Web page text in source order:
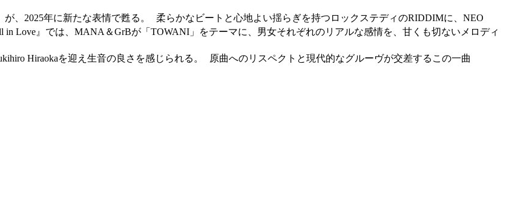
が、2025年に新たな表情で甦る。 柔らかなビートと心地よい揺らぎを持つロックステディのRIDDIMに、NEO
Love』では、MANA＆GrBが「TOWANI」をテーマに、男女それぞれのリアルな感情を、甘くも切ないメロディ
Hiraokaを迎え生音の良さを感じられる。 原曲へのリスペクトと現代的なグルーヴが交差するこの一曲